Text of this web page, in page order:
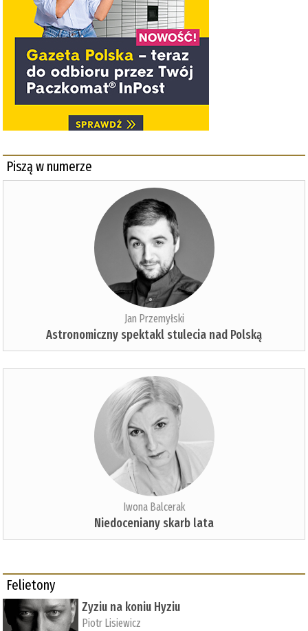
Piszą w numerze
Jan Przemyłski
Astronomiczny spektakl stulecia nad Polską
Iwona Balcerak
Niedoceniany skarb lata
Felietony
Zyziu na koniu Hyziu
Piotr Lisiewicz